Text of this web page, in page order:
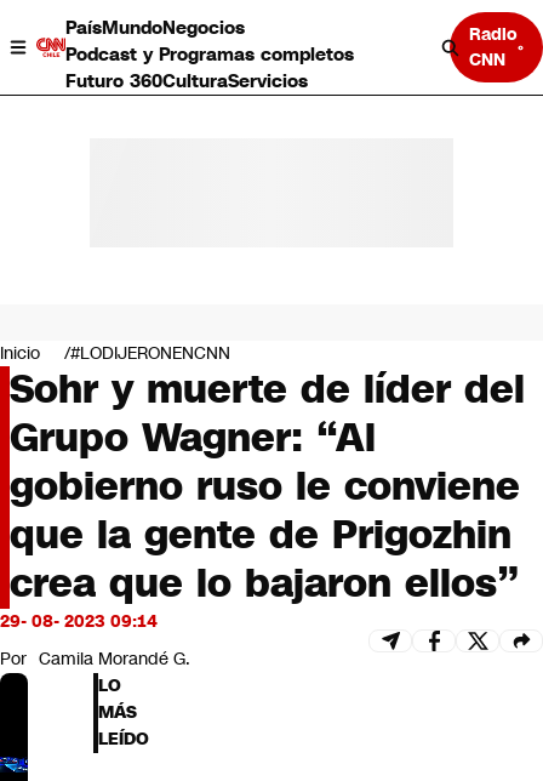
PaísMundoNegocios
Podcast y Programas completos
Futuro 360CulturaServicios
Radio
CNN
Negocios
Deportes
Programas completos
Cultura
Servicios
Bits
CNN Data
CNN tiempo
Futuro 360
Opinión
Inicio #LODIJERONENCNN
Sohr y muerte de líder del
Grupo Wagner: “Al
gobierno ruso le conviene
que la gente de Prigozhin
crea que lo bajaron ellos”
29- 08- 2023 09:14
Por Camila Morandé G.
LO
MÁS
LEÍDO